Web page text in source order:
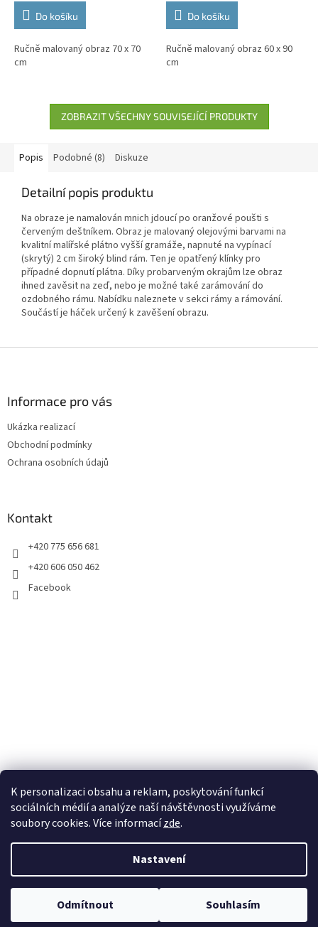
K personalizaci obsahu a reklam, poskytování funkcí
sociálních médií a analýze naší návštěvnosti využíváme
soubory cookies. Více informacízde.
Nastavení
Odmítnout Souhlasím
Do košíku
Ručně malovaný obraz 70 x 70
cm
Do košíku
Ručně malovaný obraz 60 x 90
cm
ZOBRAZIT VŠECHNY SOUVISEJÍCÍ PRODUKTY
Popis Podobné (8) Diskuze
Detailní popis produktu
Na obraze je namalován mnich jdoucí po oranžové poušti s
červeným deštníkem. Obraz je malovaný olejovými barvami na
kvalitní malířské plátno vyšší gramáže, napnuté na vypínací
(skrytý) 2 cm široký blind rám. Ten je opatřený klínky pro
případné dopnutí plátna. Díky probarveným okrajům lze obraz
ihned zavěsit na zeď, nebo je možné také zarámování do
ozdobného rámu. Nabídku naleznete v sekci rámy a rámování.
Součástí je háček určený k zavěšení obrazu.
Informace pro vás
Ukázka realizací
Obchodní podmínky
Ochrana osobních údajů
Kontakt
+420 775 656 681
+420 606 050 462
Facebook
Copyright 2026100pa. Všechna práva vyhrazena.Upravit nastavení